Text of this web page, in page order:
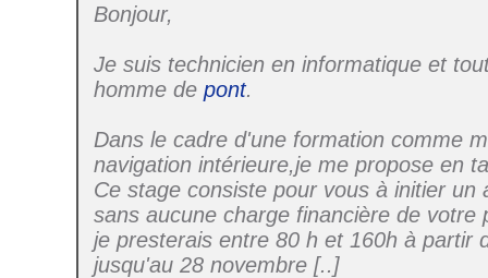
Bonjour,
Je suis technicien en informatique et
homme de pont.
Dans le cadre d'une formation comme
navigation intérieure,je me propose en
Ce stage consiste pour vous à initier un
sans aucune charge financière de votre
je presterais entre 80 h et 160h à partir
jusqu'au 28 novembre [..]